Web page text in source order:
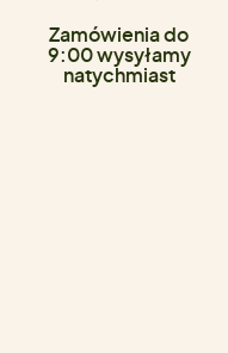
Zamówienia do
9:00 wysyłamy
natychmiast